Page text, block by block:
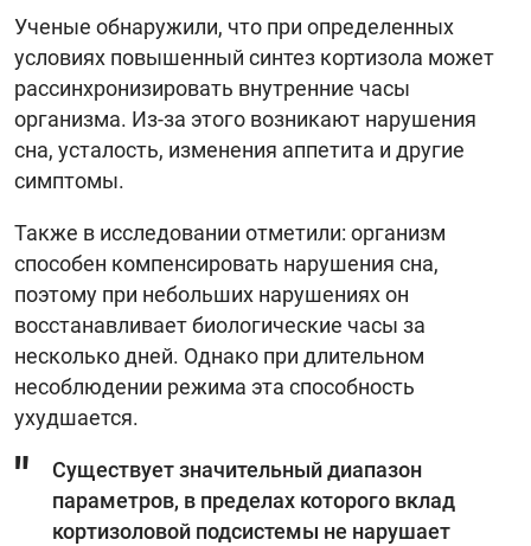
Ученые обнаружили, что при определенных
условиях повышенный синтез кортизола может
рассинхронизировать внутренние часы
организма. Из-за этого возникают нарушения
сна, усталость, изменения аппетита и другие
симптомы.
Также в исследовании отметили: организм
способен компенсировать нарушения сна,
поэтому при небольших нарушениях он
восстанавливает биологические часы за
несколько дней. Однако при длительном
несоблюдении режима эта способность
ухудшается.
Существует значительный диапазон
параметров, в пределах которого вклад
кортизоловой подсистемы не нарушает